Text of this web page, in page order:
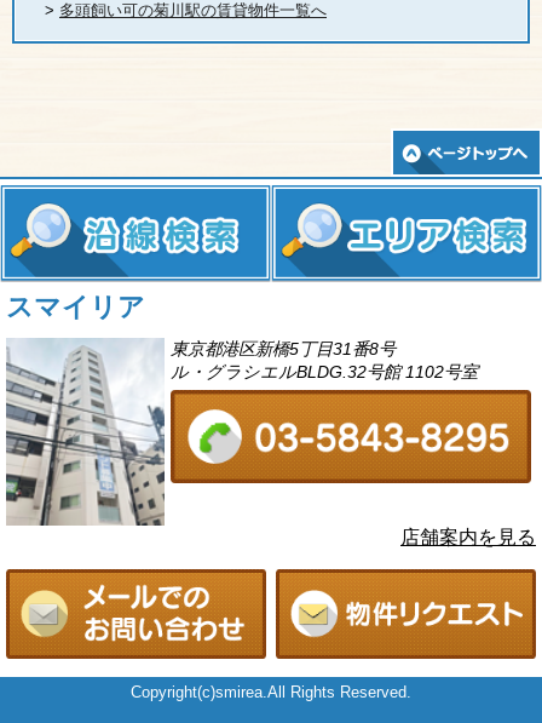
> 多頭飼い可の菊川駅の賃貸物件一覧へ
スマイリア
東京都港区新橋5丁目31番8号
ル・グラシエルBLDG.32号館 1102号室
店舗案内を見る
Copyright(c)smirea.All Rights Reserved.